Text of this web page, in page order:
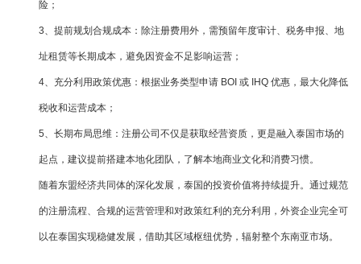
险；
3、提前规划合规成本：除注册费用外，需预留年度审计、税务申报、地
址租赁等长期成本，避免因资金不足影响运营；
4、充分利用政策优惠：根据业务类型申请 BOI 或 IHQ 优惠，最大化降低
税收和运营成本；
5、长期布局思维：注册公司不仅是获取经营资质，更是融入泰国市场的
起点，建议提前搭建本地化团队，了解本地商业文化和消费习惯。
随着东盟经济共同体的深化发展，泰国的投资价值将持续提升。通过规范
的注册流程、合规的运营管理和对政策红利的充分利用，外资企业完全可
以在泰国实现稳健发展，借助其区域枢纽优势，辐射整个东南亚市场。